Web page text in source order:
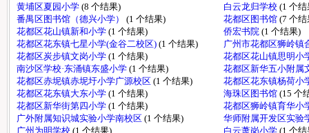
黄埔区夏园小学 (8 个结果) 白云龙归学校 (1 个结
番禺区图书馆（德兴小学） (1 个结果) 花都区图书馆 (7 个结
花都区花山镇新和小学 (1 个结果) 侨宏书院 (1 个结果)
花都区花东镇七星小学(金谷二校区) (1 个结果)
广州市花都区狮岭镇
花都区炭步镇文岗小学 (1 个结果)
花都区花山镇思明小
南沙区学校·东涌镇东盛小学 (1 个结果)
花都区新华五小附属
花都区赤坭镇赤坭圩小学广源校区 (1 个结果)
花都区花东镇杨荷小
花都区花东镇大东小学 (1 个结果) 海珠区图书馆 (15 个
花都区新华街第四小学 (1 个结果)
花都区狮岭镇育华小
广外附属知识城实验小学南校区 (1 个结果)
华师附属开发区实验
广州为明学校 (1 个结果) 白云萧岗小学 (1 个结